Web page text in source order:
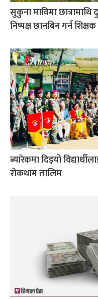
सुकुना माविमा छात्रामाथि
निष्पक्ष छानबिन गर्न
ब्यारेकमा दिइयो
रोकथाम तालिम